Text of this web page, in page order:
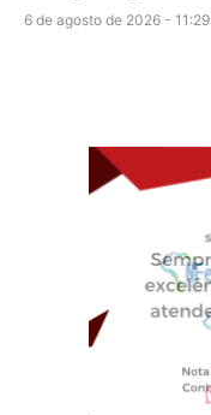
6 de agosto de 2026 - 11:29